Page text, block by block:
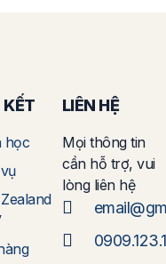
KẾT
học
LIÊN HỆ
Mọi thông tin
cần hỗ trợ, vui
lòng liên hệ